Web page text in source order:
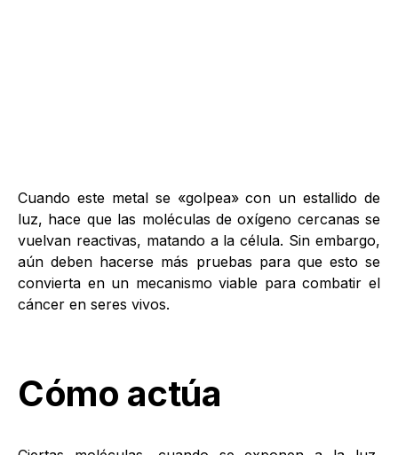
Cuando este metal se «golpea» con un estallido de
luz, hace que las moléculas de oxígeno cercanas se
vuelvan reactivas, matando a la célula. Sin embargo,
aún deben hacerse más pruebas para que esto se
convierta en un mecanismo viable para combatir el
cáncer en seres vivos.
Cómo actúa